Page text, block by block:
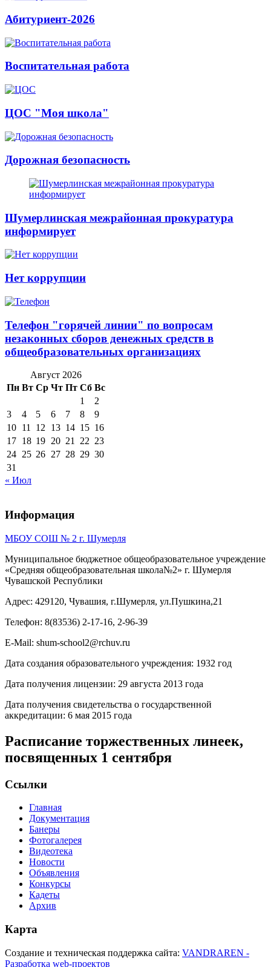
Абитуриент-2026
Воспитательная работа
ЦОС "Моя школа"
Дорожная безопасность
Шумерлинская межрайонная прокуратура
информирует
Нет коррупции
Телефон "горячей линии" по вопросам
незаконных сборов денежных средств в
общеобразовательных организациях
Август 2026
Пн Вт Ср Чт Пт Сб Вс
1
2
3
4 5 6 7 8
9
10 11 12 13 14 15 16
17 18 19 20 21 22 23
24 25 26 27 28 29 30
31
« Июл
Информация
МБОУ СОШ № 2 г. Шумерля
Муниципальное бюджетное общеобразовательное учреждение
«Средняя общеобразовательная школа№2» г. Шумерля
Чувашской Республики
Адрес: 429120, Чувашия, г.Шумерля, ул.Пушкина,21
Телефон: 8(83536) 2-17-16, 2-96-39
E-Mail: shum-school2@rchuv.ru
Дата создания образовательного учреждения: 1932 год
Дата получения лицензии: 29 августа 2013 года
Дата получения свидетельства о государственной
аккредитации: 6 мая 2015 года
Расписание торжественных линеек,
посвященных 1 сентября
Ссылки
Главная
Документация
Банеры
Фотогалерея
Видеотека
Новости
Объявления
Конкурсы
Кадеты
Архив
Карта
Создание и техническая поддержка сайта: VANDRAREN -
Разработка web-проектов